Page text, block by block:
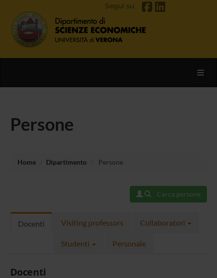
Segui su
Persone
Home Dipartimento Persone
Cerca persone
Docenti Visiting professors Collaboratori
Studenti Personale
Docenti